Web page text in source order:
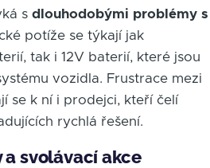
s dlouhodobými problémy s
potíže se týkají jak
tak i 12V baterií, které jsou
vozidla. Frustrace mezi
se k ní i prodejci, kteří čelí
rychlá řešení.
svolávací akce